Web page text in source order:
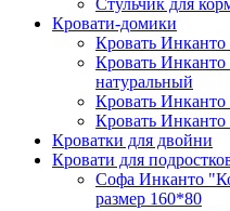
Стульчик для
Кровати-домики
Кровать
Кровать
натуральный
Кровать
Кровать
Кроватки для двойни
Кровати для
Софа Инканто
размер 160*80